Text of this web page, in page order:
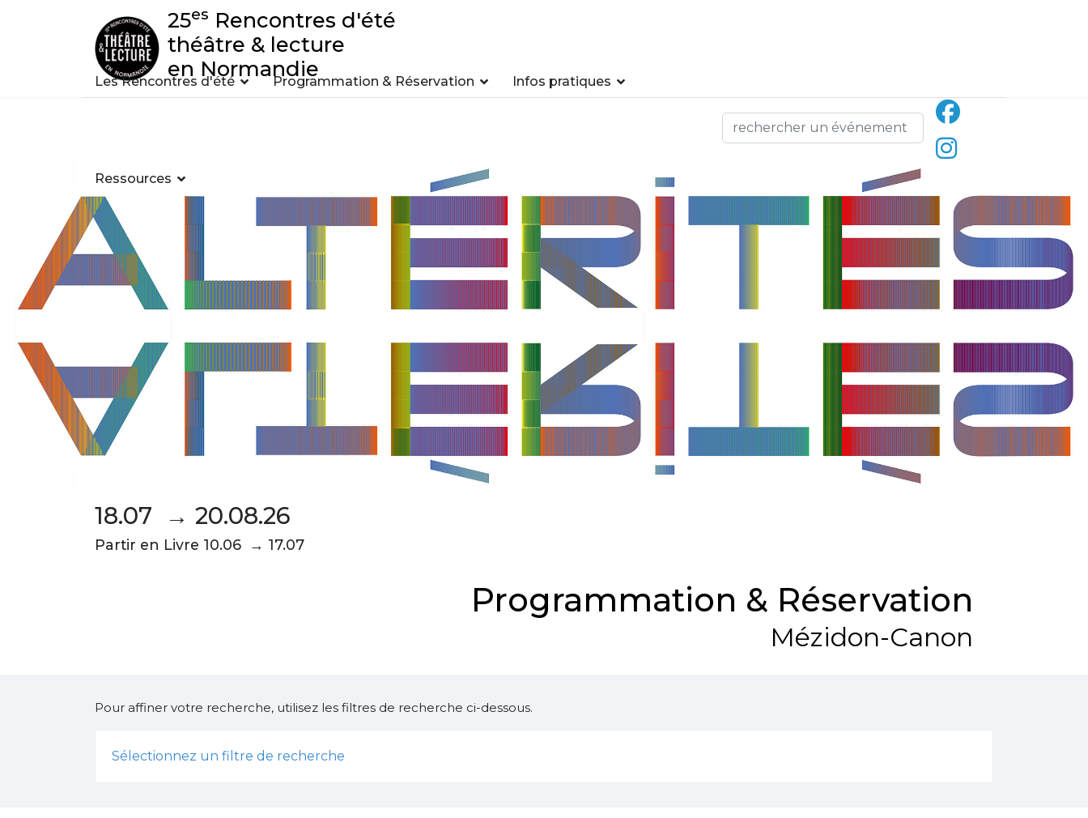
25es Rencontres d'été
théâtre & lecture
en Normandie
Les Rencontres d'été Programmation & Réservation Infos pratiques
Ressources
18.07 → 20.08.26
Partir en Livre 10.06 → 17.07
Programmation & Réservation
Mézidon-Canon
Pour affiner votre recherche, utilisez les filtres de recherche ci-dessous.
Sélectionnez un filtre de recherche